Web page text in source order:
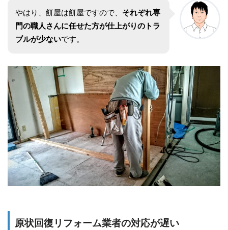
やはり、餅屋は餅屋ですので、 それぞれ専
門の職人さんに任せた方が仕上がりのトラ
ブルが少ないです。
原状回復リフォーム業者の対応が遅い